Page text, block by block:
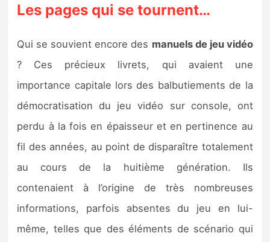
Les pages qui se tournent…
Qui se souvient encore des manuels de jeu vidéo
? Ces précieux livrets, qui avaient une
importance capitale lors des balbutiements de la
démocratisation du jeu vidéo sur console, ont
perdu à la fois en épaisseur et en pertinence au
fil des années, au point de disparaître totalement
au cours de la huitième génération. Ils
contenaient à l’origine de très nombreuses
informations, parfois absentes du jeu en lui-
même, telles que des éléments de scénario qui